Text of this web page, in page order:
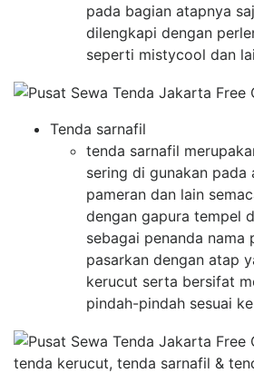
pada bagian atapnya
dilengkapi dengan
seperti mistycool dan
Tenda sarnafil
tenda sarnafil
sering di gunakan pada
pameran dan lain
dengan gapura tempel
sebagai penanda nama
pasarkan dengan atap
kerucut serta bersifat
pindah-pindah sesuai
tenda kerucut, tenda sarnafil &